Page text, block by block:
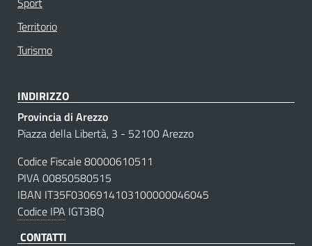
Territorio
Turismo
INDIRIZZO
Provincia di Arezzo
Piazza della Libertà, 3 - 52100 Arezzo
Codice Fiscale 80000610511
PIVA 00850580515
IBAN IT35F0306914103100000046045
Codice IPA IGT3BQ
CONTATTI